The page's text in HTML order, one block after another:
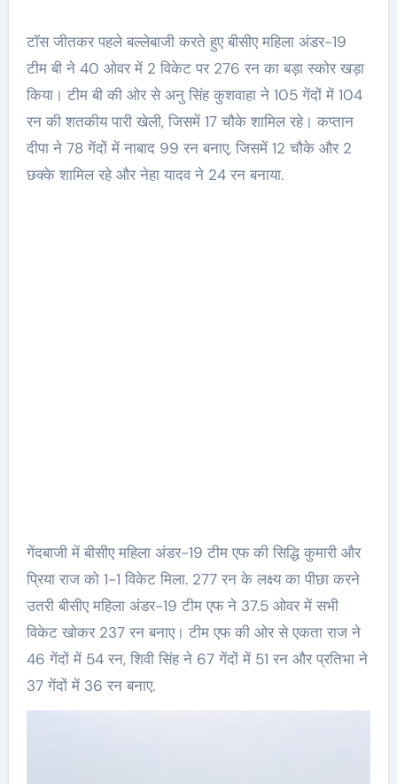
टॉस जीतकर पहले बल्लेबाजी करते हुए बीसीए महिला अंडर-19
टीम बी ने 40 ओवर में 2 विकेट पर 276 रन का बड़ा स्कोर खड़ा
किया। टीम बी की ओर से अनु सिंह कुशवाहा ने 105 गेंदों में 104
रन की शतकीय पारी खेली, जिसमें 17 चौके शामिल रहे। कप्तान
दीपा ने 78 गेंदों में नाबाद 99 रन बनाए, जिसमें 12 चौके और 2
छक्के शामिल रहे और नेहा यादव ने 24 रन बनाया.
गेंदबाजी में बीसीए महिला अंडर-19 टीम एफ की सिद्धि कुमारी और
प्रिया राज को 1-1 विकेट मिला. 277 रन के लक्ष्य का पीछा करने
उतरी बीसीए महिला अंडर-19 टीम एफ ने 37.5 ओवर में सभी
विकेट खोकर 237 रन बनाए। टीम एफ की ओर से एकता राज ने
46 गेंदों में 54 रन, शिवी सिंह ने 67 गेंदों में 51 रन और प्रतिभा ने
37 गेंदों में 36 रन बनाए.